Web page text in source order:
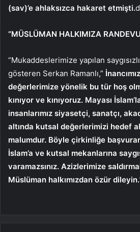
(sav)’e ahlaksızca hakaret etmişti.
“MÜSLÜMAN HALKIMIZA
“Mukaddeslerimize yapılan
gösteren Serkan Ramanlı,”
değerlerimize yönelik bu tür hoş
kınıyor ve kınıyoruz. Mayası
insanlarımız siyasetçi, sanatçı,
altında kutsal değerlerimizi hedef
malumdur. Böyle çirkinliğe
İslam’a ve kutsal mekanlarına
varamazsınız. Azizlerimize
Müslüman halkımızdan özür dileyin.